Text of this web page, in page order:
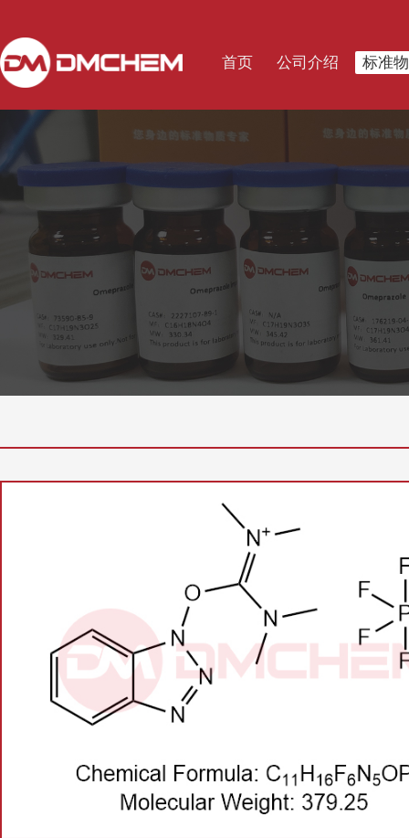
首页 公司介绍 标准